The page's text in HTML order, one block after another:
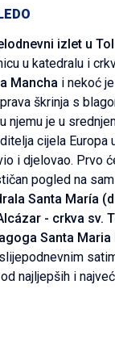
izlet u
u katedralu i
Mancha i nekoć
škrinja s
njemu je u
cijela
i djelovao. Prvo
pogled na
Santa María
- crkva sv.
Santa
najljepših i